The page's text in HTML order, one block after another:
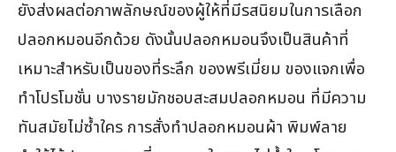
ยังส่งผลต่อภาพลักษณ์ของผู้ให้ที่มีรสนิยมในการเลือก
ปลอกหมอนอีกด้วย ดังนั้นปลอกหมอนจึงเป็นสินค้าที่
เหมาะสำหรับเป็นของที่ระลึก ของพรีเมี่ยม ของแจกเพื่อ
ทำโปรโมชั่น บางรายมักชอบสะสมปลอกหมอน ที่มีความ
ทันสมัยไม่ซ้ำใคร การสั่งทำปลอกหมอนผ้า พิมพ์ลาย